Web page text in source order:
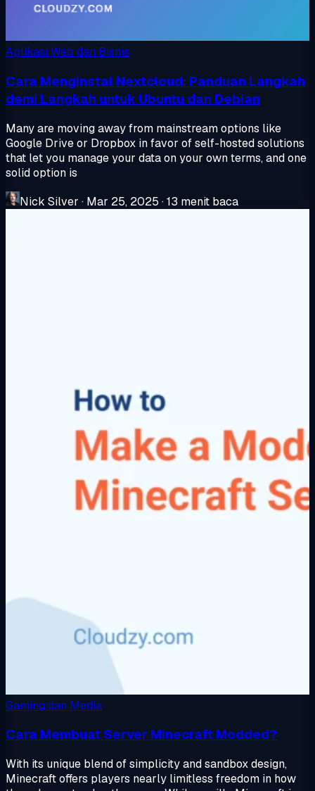
Aplikasi Web dan Bisnis
Cara Menginstal Nextcloud: Panduan Langkah
demi Langkah untuk Ubuntu dan Debian
Many are moving away from mainstream options like
Google Drive or Dropbox in favor of self-hosted solutions
that let you manage your data on your own terms, and one
solid option is
Nick Silver · Mar 25, 2025 ·13 menit baca
Gaming dan Media
Cara Membuat Server Minecraft Modded?
With its unique blend of simplicity and sandbox design,
Minecraft offers players nearly limitless freedom in how